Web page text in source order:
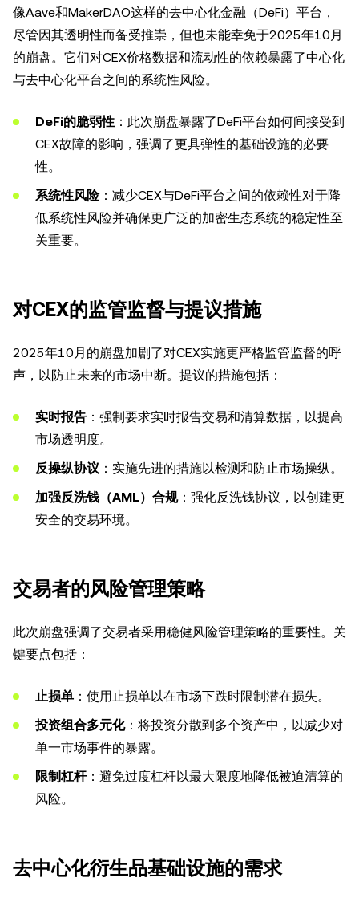
像Aave和MakerDAO这样的去中心化金融（DeFi）平台，
尽管因其透明性而备受推崇，但也未能幸免于2025年10月
的崩盘。它们对CEX价格数据和流动性的依赖暴露了中心化
与去中心化平台之间的系统性风险。
DeFi的脆弱性 ：此次崩盘暴露了DeFi平台如何间接受到
CEX故障的影响，强调了更具弹性的基础设施的必要
性。
系统性风险：减少CEX与DeFi平台之间的依赖性对于降
低系统性风险并确保更广泛的加密生态系统的稳定性至
关重要。
对CEX的监管监督与提议措施
2025年10月的崩盘加剧了对CEX实施更严格监管监督的呼
声，以防止未来的市场中断。提议的措施包括：
实时报告 ：强制要求实时报告交易和清算数据，以提高
市场透明度。
反操纵协议 ：实施先进的措施以检测和防止市场操纵。
加强反洗钱（AML）合规：强化反洗钱协议，以创建更
安全的交易环境。
交易者的风险管理策略
此次崩盘强调了交易者采用稳健风险管理策略的重要性。关
键要点包括：
止损单 ：使用止损单以在市场下跌时限制潜在损失。
投资组合多元化：将投资分散到多个资产中，以减少对
单一市场事件的暴露。
限制杠杆：避免过度杠杆以最大限度地降低被迫清算的
风险。
去中心化衍生品基础设施的需求